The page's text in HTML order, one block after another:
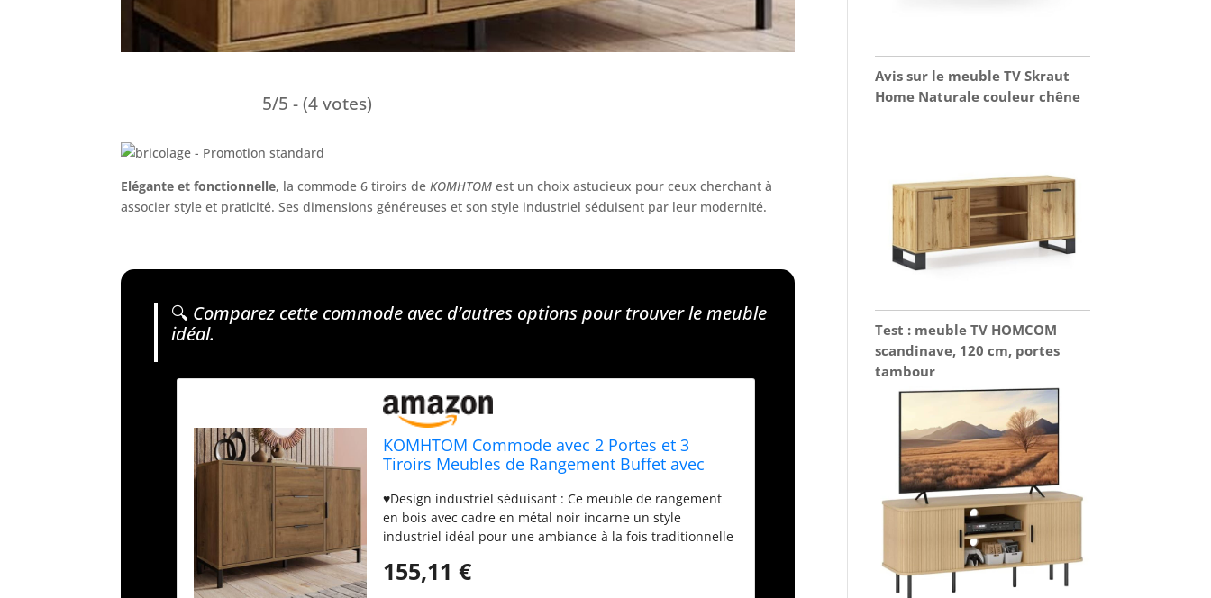
5/5 - (4 votes)
Elégante et fonctionnelle, la commode 6 tiroirs deKOMHTOM est un choix astucieux pour ceux cherchant à
associer style et praticité. Ses dimensions généreuses et son style industriel séduisent par leur modernité.
🔍 Comparez cette commode avec d’autres options pour trouver le meuble
idéal.
KOMHTOM Commode avec 2 Portes et 3
Tiroirs Meubles de Rangement Buffet avec
Industriel (D)
♥Design industriel séduisant : Ce meuble de rangement
en bois avec cadre en métal noir incarne un style
industriel idéal pour une ambiance à la fois traditionnelle
permettent de s'intégrer parfaitement dans des espaces
155,11 €
Avis sur le meuble TV Skraut
Home Naturale couleur chêne
Test : meuble TV HOMCOM
scandinave, 120 cm, portes
tambour